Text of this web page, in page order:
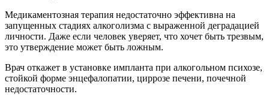
Медикаментозная терапия недостаточно эффективна на
запущенных стадиях алкоголизма с выраженной деградацией
личности. Даже если человек уверяет, что хочет быть трезвым,
это утверждение может быть ложным.
Врач откажет в установке импланта при алкогольном психозе,
стойкой форме энцефалопатии, циррозе печени, почечной
недостаточности.